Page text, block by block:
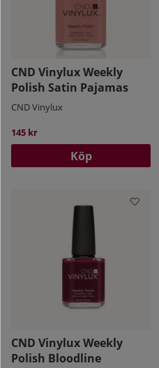
CND Vinylux Weekly
Polish Satin Pajamas
CND Vinylux
145 kr
Köp
CND Vinylux Weekly
Polish Bloodline